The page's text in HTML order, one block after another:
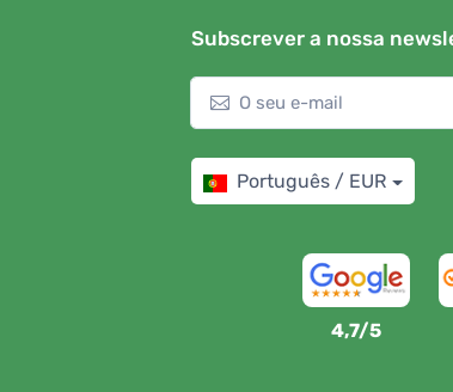
Subscrever a nossa
Português / EUR
4,7/5